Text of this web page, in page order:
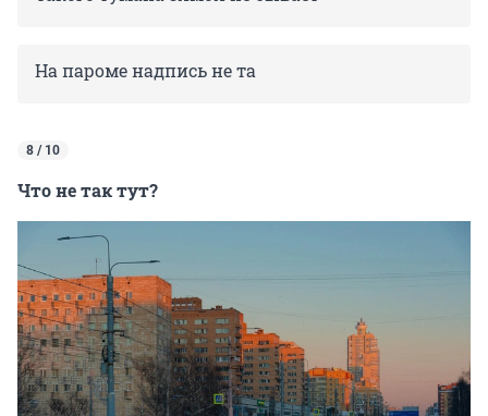
На пароме надпись не та
8 / 10
Что не так тут?